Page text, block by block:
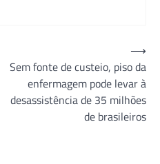
Sem fonte de custeio, piso da
enfermagem pode levar à
desassistência de 35 milhões
de brasileiros
⟶